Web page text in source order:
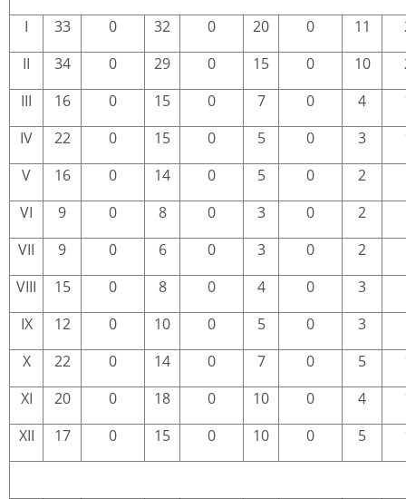
I 33 0 32 0 20 0 11
II
34 0 29 0 15 0 10
III
16 0 15 0 7 0 4
IV
22 0 15 0 5 0 3
V
16 0 14 0 5 0
2
VI
9 0 8 0 3 0
2
VII
9 0 6 0 3 0
2
VIII
15 0 8 0 4 0
3
IX
12 0 10 0 5 0
3
X
22 0 14 0 7 0 5
XI
20 0 18 0 10 0 4
XII
17 0 15 0 10 0 5